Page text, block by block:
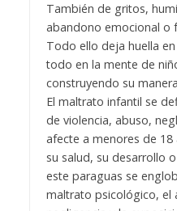
También de gritos,
abandono emocional o
Todo ello deja huella
todo en la mente de
construyendo su
El maltrato infantil se
de violencia, abuso,
afecte a menores de
su salud, su desarrollo
este paraguas se
maltrato psicológico, el